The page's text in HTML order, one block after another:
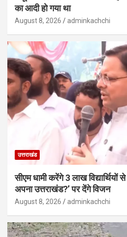
का आदी हो गया था
August 8, 2026 adminkachchi
उत्तराखंड
सीएम धामी करेंगे 3 लाख विद्यार्थियों
अपना उत्तराखंड?’ पर देंगे विजन
August 8, 2026 adminkachchi